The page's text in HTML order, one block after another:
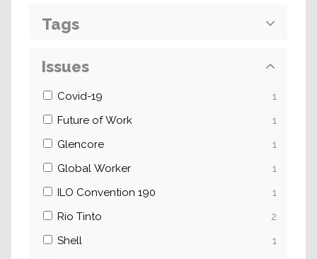
Tags
Issues
Covid-19
1
Future of Work
1
Glencore
1
Global Worker
1
ILO Convention 190
1
Rio Tinto
2
Shell
1